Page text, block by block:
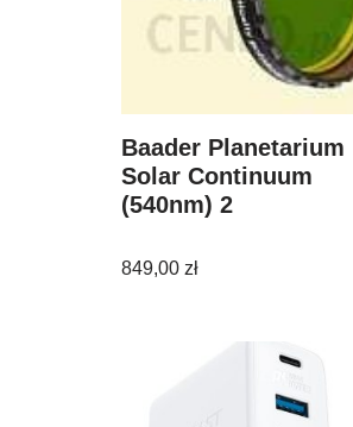
Baader Planetarium
Solar Continuum
(540nm) 2
849,00 zł